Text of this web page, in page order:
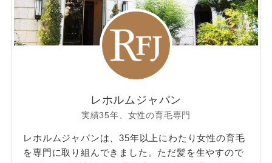
レホルムジャパン
実績35年、女性の育毛専門
レホルムジャパンは、35年以上にわたり女性の育毛
を専門に取り組んできました。ただ髪を生やすので